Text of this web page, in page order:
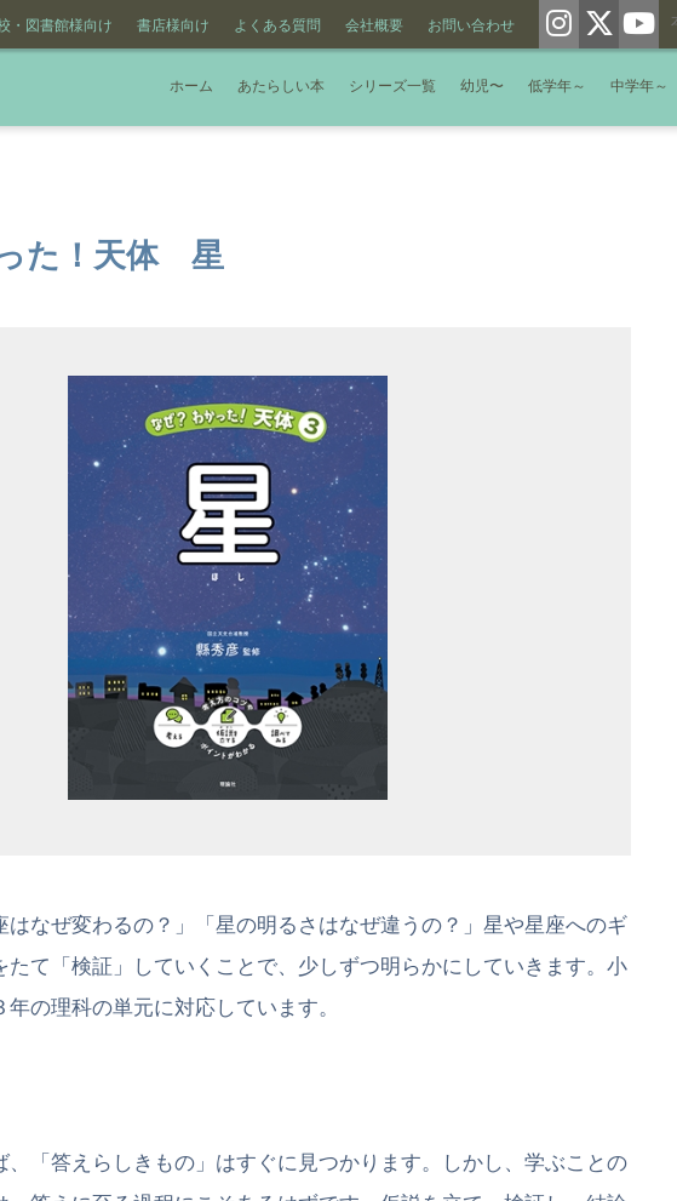
・図書館様向け 書店様向け よくある質問 会社概要 お問い合わせ
ホーム あたらしい本 シリーズ一覧 幼児〜 低学年～ 中学年～
た！天体 星
はなぜ変わるの？」「星の明るさはなぜ違うの？」星や星座へのギ
たて「検証」していくことで、少しずつ明らかにしていきます。小
の理科の単元に対応しています。
、「答えらしきもの」はすぐに見つかります。しかし、学ぶことの